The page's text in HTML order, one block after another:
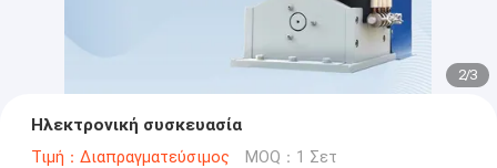
2/3
Ηλεκτρονική συσκευασία
Τιμή：Διαπραγματεύσιμος MOQ：1 Σετ